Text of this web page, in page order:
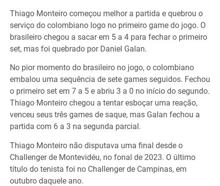
Thiago Monteiro começou melhor a partida e quebrou o
serviço do colombiano logo no primeiro game do jogo. O
brasileiro chegou a sacar em 5 a 4 para fechar o primeiro
set, mas foi quebrado por Daniel Galan.
No pior momento do brasileiro no jogo, o colombiano
embalou uma sequência de sete games seguidos. Fechou
o primeiro set em 7 a 5 e abriu 3 a 0 no início do segundo.
Thiago Monteiro chegou a tentar esboçar uma reação,
venceu seus três games de saque, mas Galan fechou a
partida com 6 a 3 na segunda parcial.
Thiago Monteiro não disputava uma final desde o
Challenger de Montevidéu, no fonal de 2023. O último
título do tenista foi no Challenger de Campinas, em
outubro daquele ano.